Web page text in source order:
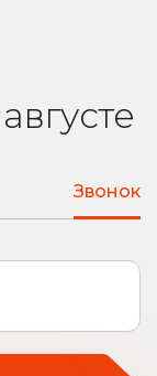
августе
Звонок